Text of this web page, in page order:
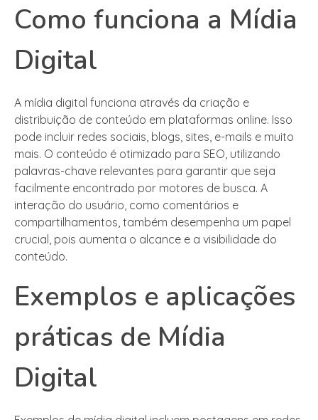
Como funciona a Mídia
Digital
A mídia digital funciona através da criação e
distribuição de conteúdo em plataformas online. Isso
pode incluir redes sociais, blogs, sites, e-mails e muito
mais. O conteúdo é otimizado para SEO, utilizando
palavras-chave relevantes para garantir que seja
facilmente encontrado por motores de busca. A
interação do usuário, como comentários e
compartilhamentos, também desempenha um papel
crucial, pois aumenta o alcance e a visibilidade do
conteúdo.
Exemplos e aplicações
práticas de Mídia
Digital